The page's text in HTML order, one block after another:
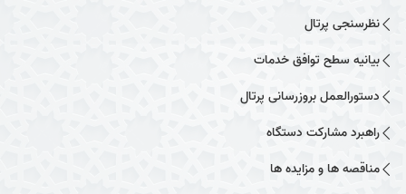
نظرسنجی پرتال
بیانیه سطح توافق خدمات
دستورالعمل بروزرسانی پرتال
راهبرد مشارکت دستگاه
مناقصه ها و مزایده ها